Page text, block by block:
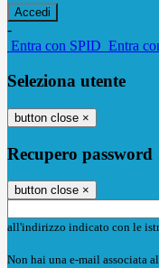
-
Entra con SPID Entra
Seleziona utente
button close ×
Recupero password
button close ×
all'indirizzo indicato con le
Non hai una e-mail associata